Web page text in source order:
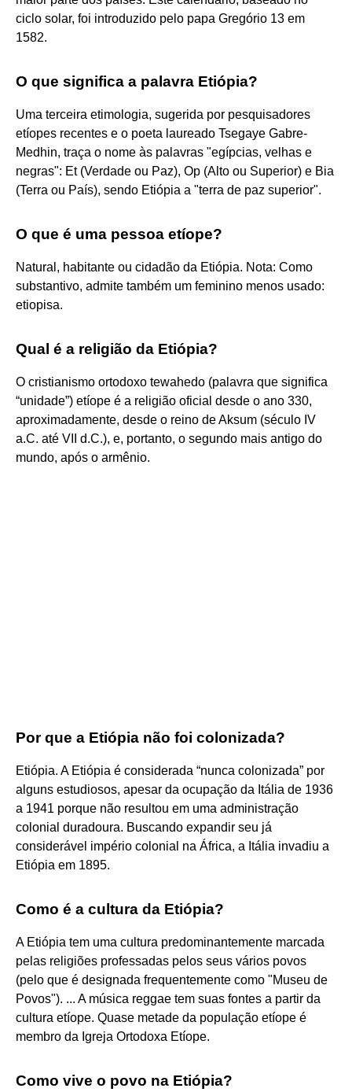
ciclo solar, foi introduzido pelo papa Gregório 13 em
1582.
O que significa a palavra Etiópia?
Uma terceira etimologia, sugerida por pesquisadores
etíopes recentes e o poeta laureado Tsegaye Gabre-
Medhin, traça o nome às palavras "egípcias, velhas e
negras": Et (Verdade ou Paz), Op (Alto ou Superior) e Bia
(Terra ou País), sendo Etiópia a "terra de paz superior".
O que é uma pessoa etíope?
Natural, habitante ou cidadão da Etiópia. Nota: Como
substantivo, admite também um feminino menos usado:
etiopisa.
Qual é a religião da Etiópia?
O cristianismo ortodoxo tewahedo (palavra que significa
“unidade”) etíope é a religião oficial desde o ano 330,
aproximadamente, desde o reino de Aksum (século IV
a.C. até VII d.C.), e, portanto, o segundo mais antigo do
mundo, após o armênio.
Por que a Etiópia não foi colonizada?
Etiópia. A Etiópia é considerada “nunca colonizada” por
alguns estudiosos, apesar da ocupação da Itália de 1936
a 1941 porque não resultou em uma administração
colonial duradoura. Buscando expandir seu já
considerável império colonial na África, a Itália invadiu a
Etiópia em 1895.
Como é a cultura da Etiópia?
A Etiópia tem uma cultura predominantemente marcada
pelas religiões professadas pelos seus vários povos
(pelo que é designada frequentemente como "Museu de
Povos"). ... A música reggae tem suas fontes a partir da
cultura etíope. Quase metade da população etíope é
membro da Igreja Ortodoxa Etíope.
Como vive o povo na Etiópia?